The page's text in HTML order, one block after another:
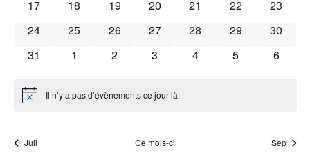
0 évènements
17 0 évènements
18 0 évènements
19 0 évènements
20 0 évènements
21 0 évènements
22 0
23
0 évènements
24 0 évènements
25 0 évènements
26 0 évènements
27 0 évènements
28 0 évènements
29 0
30
0 évènements
31 0 évènements
1 0 évènements
2 0 évènements
3 0 évènements
4 0 évènements
5 0
6
Notice Il n’y a pas d’évènements ce jour là.
Juil Ce mois-ci Sep